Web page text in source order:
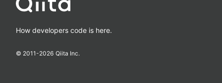
How developers code is here.
© 2011-2026 Qiita Inc.